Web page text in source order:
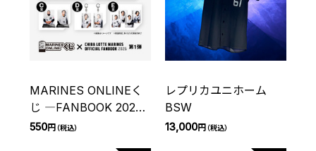
MARINES ONLINEく
じ ―FANBOOK 2026
第1弾― チケット
550円（税込）
レプリカユニホーム
BSW
13,000円（税込）